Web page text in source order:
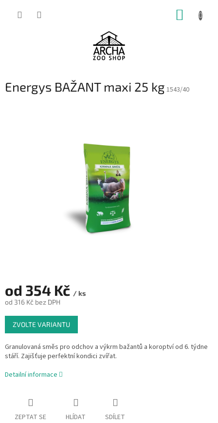
Energys BAŽANT maxi 25 kg 1543/40
od 354 Kč / ks
od 316 Kč bez DPH
Měrná
cena:
ZVOLTE VARIANTU
Granulovaná směs pro odchov a výkrm bažantů a koroptví od 6. týdne
stáří. Zajišťuje perfektní kondici zvířat.
Detailní informace
ZEPTAT SE HLÍDAT SDÍLET